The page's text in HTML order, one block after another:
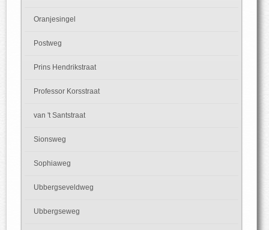
Oranjesingel
Postweg
Prins Hendrikstraat
Professor Korsstraat
van 't Santstraat
Sionsweg
Sophiaweg
Ubbergseveldweg
Ubbergseweg